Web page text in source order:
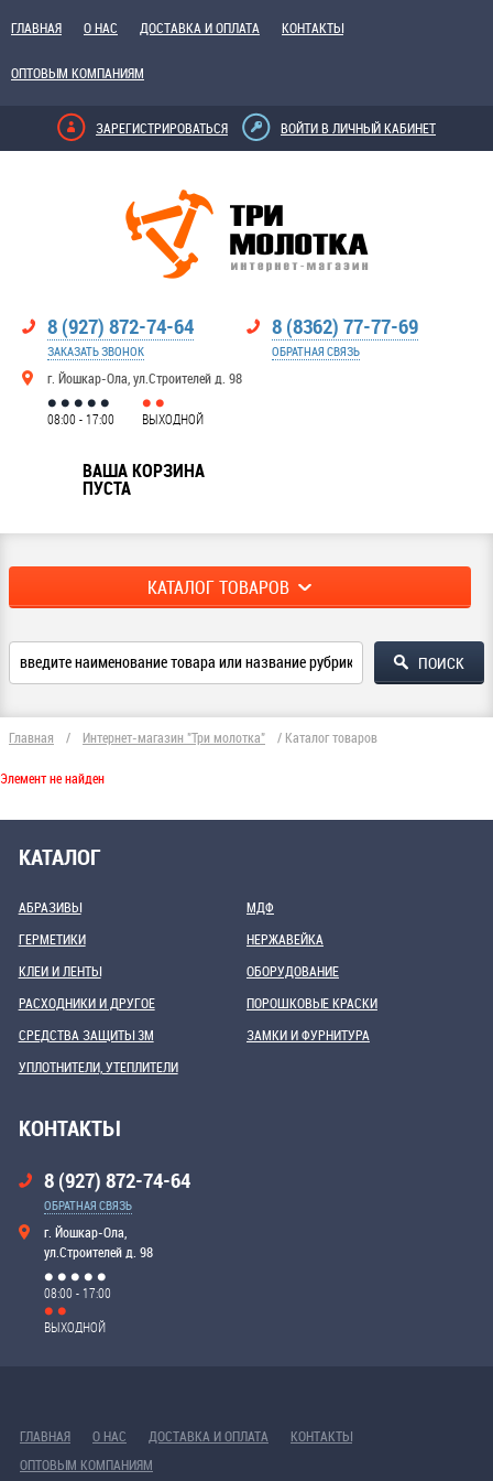
ГЛАВНАЯ О НАС ДОСТАВКА И ОПЛАТА КОНТАКТЫ
ОПТОВЫМ КОМПАНИЯМ
ЗАРЕГИСТРИРОВАТЬСЯ ВОЙТИ В ЛИЧНЫЙ КАБИНЕТ
8 (927) 872-74-64
ЗАКАЗАТЬ ЗВОНОК
г. Йошкар-Ола, ул.Строителей д. 98
8 (8362) 77-77-69
ОБРАТНАЯ СВЯЗЬ
08:00 - 17:00 ВЫХОДНОЙ
ВАША КОРЗИНА
ПУСТА
КАТАЛОГ ТОВАРОВ
Главная / Интернет-магазин "Три молотка" / Каталог товаров
Элемент не найден
КАТАЛОГ
АБРАЗИВЫ
ГЕРМЕТИКИ
КЛЕИ И ЛЕНТЫ
МДФ
НЕРЖАВЕЙКА
ОБОРУДОВАНИЕ
РАСХОДНИКИ И ДРУГОЕ
СРЕДСТВА ЗАЩИТЫ 3М
УПЛОТНИТЕЛИ, УТЕПЛИТЕЛИ
ПОРОШКОВЫЕ КРАСКИ
ЗАМКИ И ФУРНИТУРА
КОНТАКТЫ
8 (927) 872-74-64
ОБРАТНАЯ СВЯЗЬ
г. Йошкар-Ола,
ул.Строителей д. 98
08:00 - 17:00
ВЫХОДНОЙ
ГЛАВНАЯ О НАС ДОСТАВКА И ОПЛАТА
КОНТАКТЫ
ОПТОВЫМ КОМПАНИЯМ